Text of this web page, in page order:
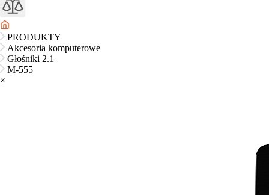
PRODUKTY
Akcesoria komputerowe
Głośniki 2.1
M-555
×